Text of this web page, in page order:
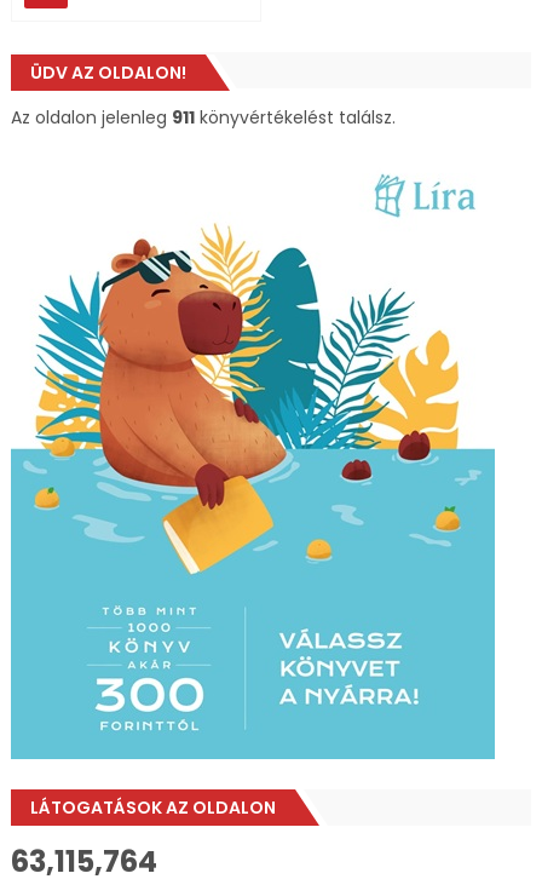
ÜDV AZ OLDALON!
Az oldalon jelenleg 911könyvértékelést találsz.
LÁTOGATÁSOK AZ OLDALON
63,115,764